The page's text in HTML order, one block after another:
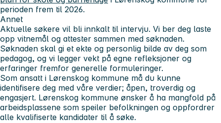
perioden frem til 2026.
Annet
Aktuelle søkere vil bli innkalt til intervju. Vi ber deg laste
opp vitnemål og attester sammen med søknaden.
Søknaden skal gi et ekte og personlig bilde av deg som
pedagog, og vi legger vekt på egne refleksjoner og
erfaringer fremfor generelle formuleringer.
Som ansatt i Lørenskog kommune må du kunne
identifisere deg med våre verdier; åpen, troverdig og
engasjert. Lørenskog kommune ønsker å ha mangfold på
arbeidsplassene som speiler befolkningen og oppfordrer
alle kvalifiserte kandidater til å søke.